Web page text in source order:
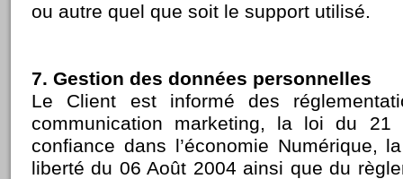
ou autre quel que soit le support utilisé.
7. Gestion des données personnelles
Le Client est informé des
communication marketing, la loi du
confiance dans l’économie Numérique,
liberté du 06 Août 2004 ainsi que du